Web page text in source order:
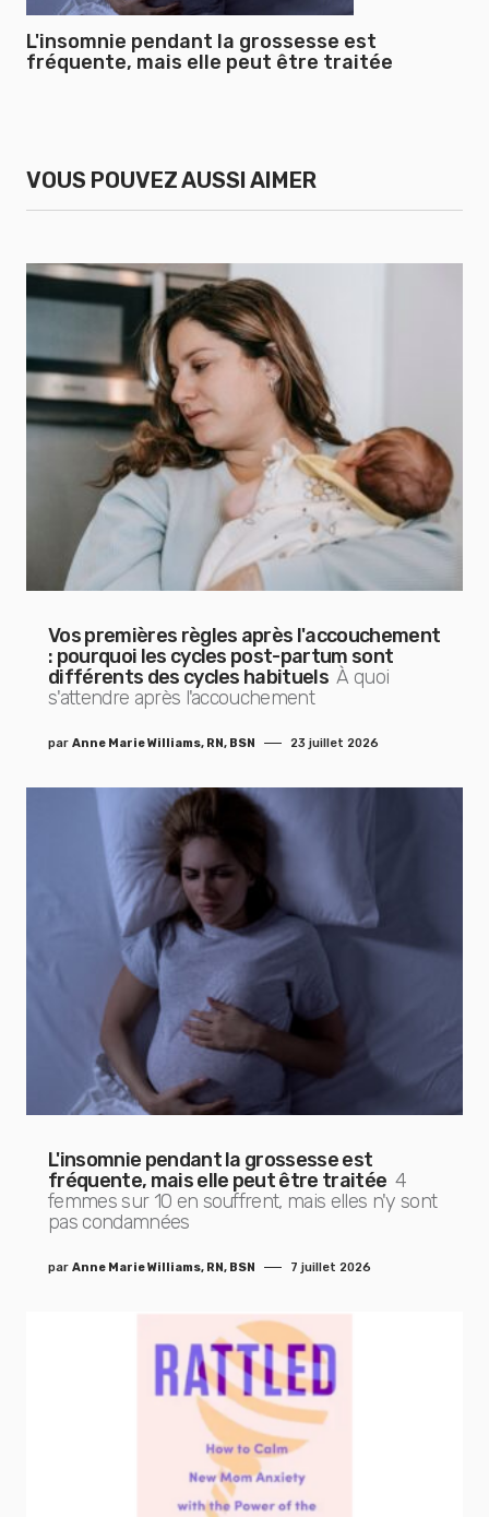
L'insomnie pendant la grossesse est
fréquente, mais elle peut être traitée
VOUS POUVEZ AUSSI AIMER
Vos premières règles après l'accouchement
: pourquoi les cycles post-partum sont
différents des cycles habituels À quoi
s'attendre après l'accouchement
par Anne Marie Williams, RN, BSN 23 juillet 2026
L'insomnie pendant la grossesse est
fréquente, mais elle peut être traitée 4
femmes sur 10 en souffrent, mais elles n'y sont
pas condamnées
par Anne Marie Williams, RN, BSN 7 juillet 2026